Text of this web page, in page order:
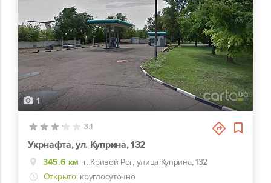
1
3.1
Укрнафта, ул. Куприна, 132
345.6 км г. Кривой Рог, улица Куприна, 132
Открыто: круглосуточно